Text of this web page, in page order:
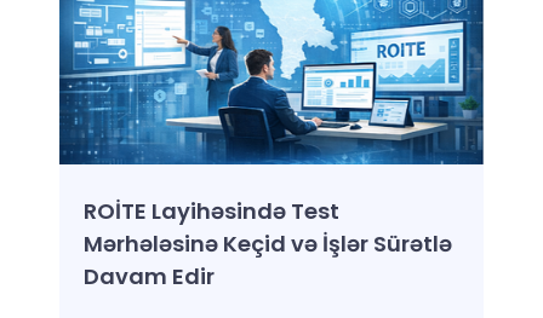
ROİTE Layihəsində Test
Mərhələsinə Keçid və İşlər Sürətlə
Davam Edir